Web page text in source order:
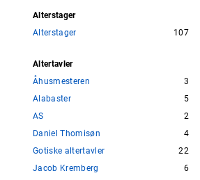
Alterstager
Alterstager
107
Altertavler
Åhusmesteren
3
Alabaster
5
AS
2
Daniel Thomisøn
4
Gotiske altertavler
22
Jacob Kremberg
6